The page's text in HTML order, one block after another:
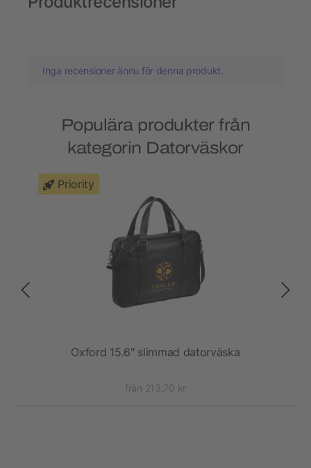
Inga recensioner ännu för denna produkt.
Populära produkter från
kategorin Datorväskor
Priority
Oxford 15.6" slimmad datorväska
från 213,70 kr